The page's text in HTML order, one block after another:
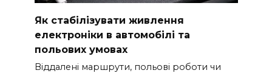
Як стабілізувати живлення
електроніки в автомобілі та
польових умовах
Віддалені маршрути, польові роботи чи